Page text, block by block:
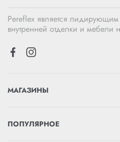
Pereflex является
внутренней отделки и мебели
МАГАЗИНЫ
ПОПУЛЯРНОЕ